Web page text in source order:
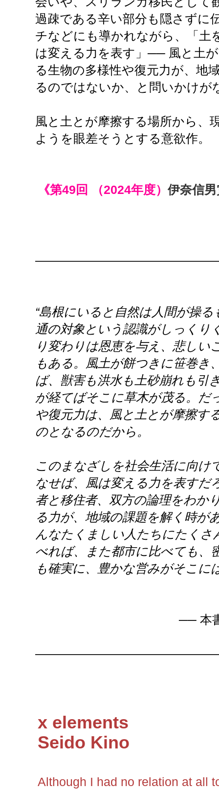
過疎である辛い部分も隠さずに
チなどにも導かれながら、「土
は変える力を表す」── 風と土
る生物の多様性や復元力が、地
るのではないか、と問いかけが
風と土とが摩擦する場所から、
ようを眼差そうとする意欲作。
《第49回 （2024年度）伊奈信
“島根にいると自然は人間が操
通の対象という認識がしっくり
り変わりは恩恵を与え、悲しい
もある。風土が餅つきに笹巻き
ば、獣害も洪水も土砂崩れも引
が経てばそこに草木が茂る。だ
や復元力は、風と土とが摩擦す
のとなるのだから。
このまなざしを社会生活に向け
なせば、風は変える力を表すだ
者と移住者、双方の論理をわか
る力が、地域の課題を解く時が
んなたくましい人たちにたくさ
べれば、また都市に比べても、
も確実に、豊かな営みがそこに
── 本
x elements
Seido Kino
Although I had no relation at all